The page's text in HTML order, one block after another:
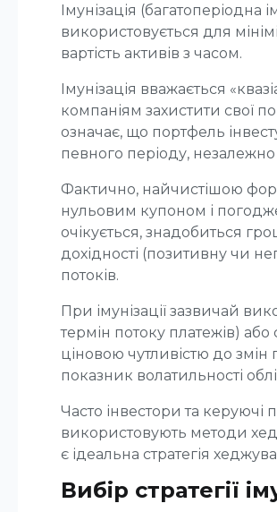
Імунізація (багатоперіодна
використовується для
вартість активів з часом.
Імунізація вважається
компаніям захистити свої
означає, що портфель
певного періоду,
Фактично, найчистішою
нульовим купоном і
очікується, знадобиться
дохідності (позитивну чи
потоків.
При імунізації зазвичай
термін потоку платежів) або
ціновою чутливістю до
показник волатильності
Часто інвестори та
використовують методи
є ідеальна стратегія
Вибір стратегії